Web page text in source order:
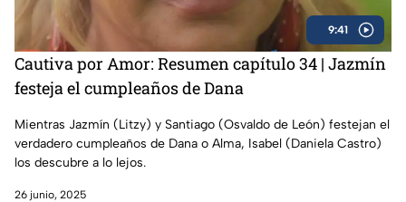
9:41
Cautiva por Amor: Resumen capítulo 34 | Jazmín
festeja el cumpleaños de Dana
Mientras Jazmín (Litzy) y Santiago (Osvaldo de León) festejan el
verdadero cumpleaños de Dana o Alma, Isabel (Daniela Castro)
los descubre a lo lejos.
26 junio, 2025